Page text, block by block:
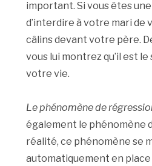
important. Si vous êtes
d’interdire à votre mari de
câlins devant votre père.
vous lui montrez qu’il est le
votre vie.
Le phénomène de
également le phénomène
réalité, ce phénomène se
automatiquement en place